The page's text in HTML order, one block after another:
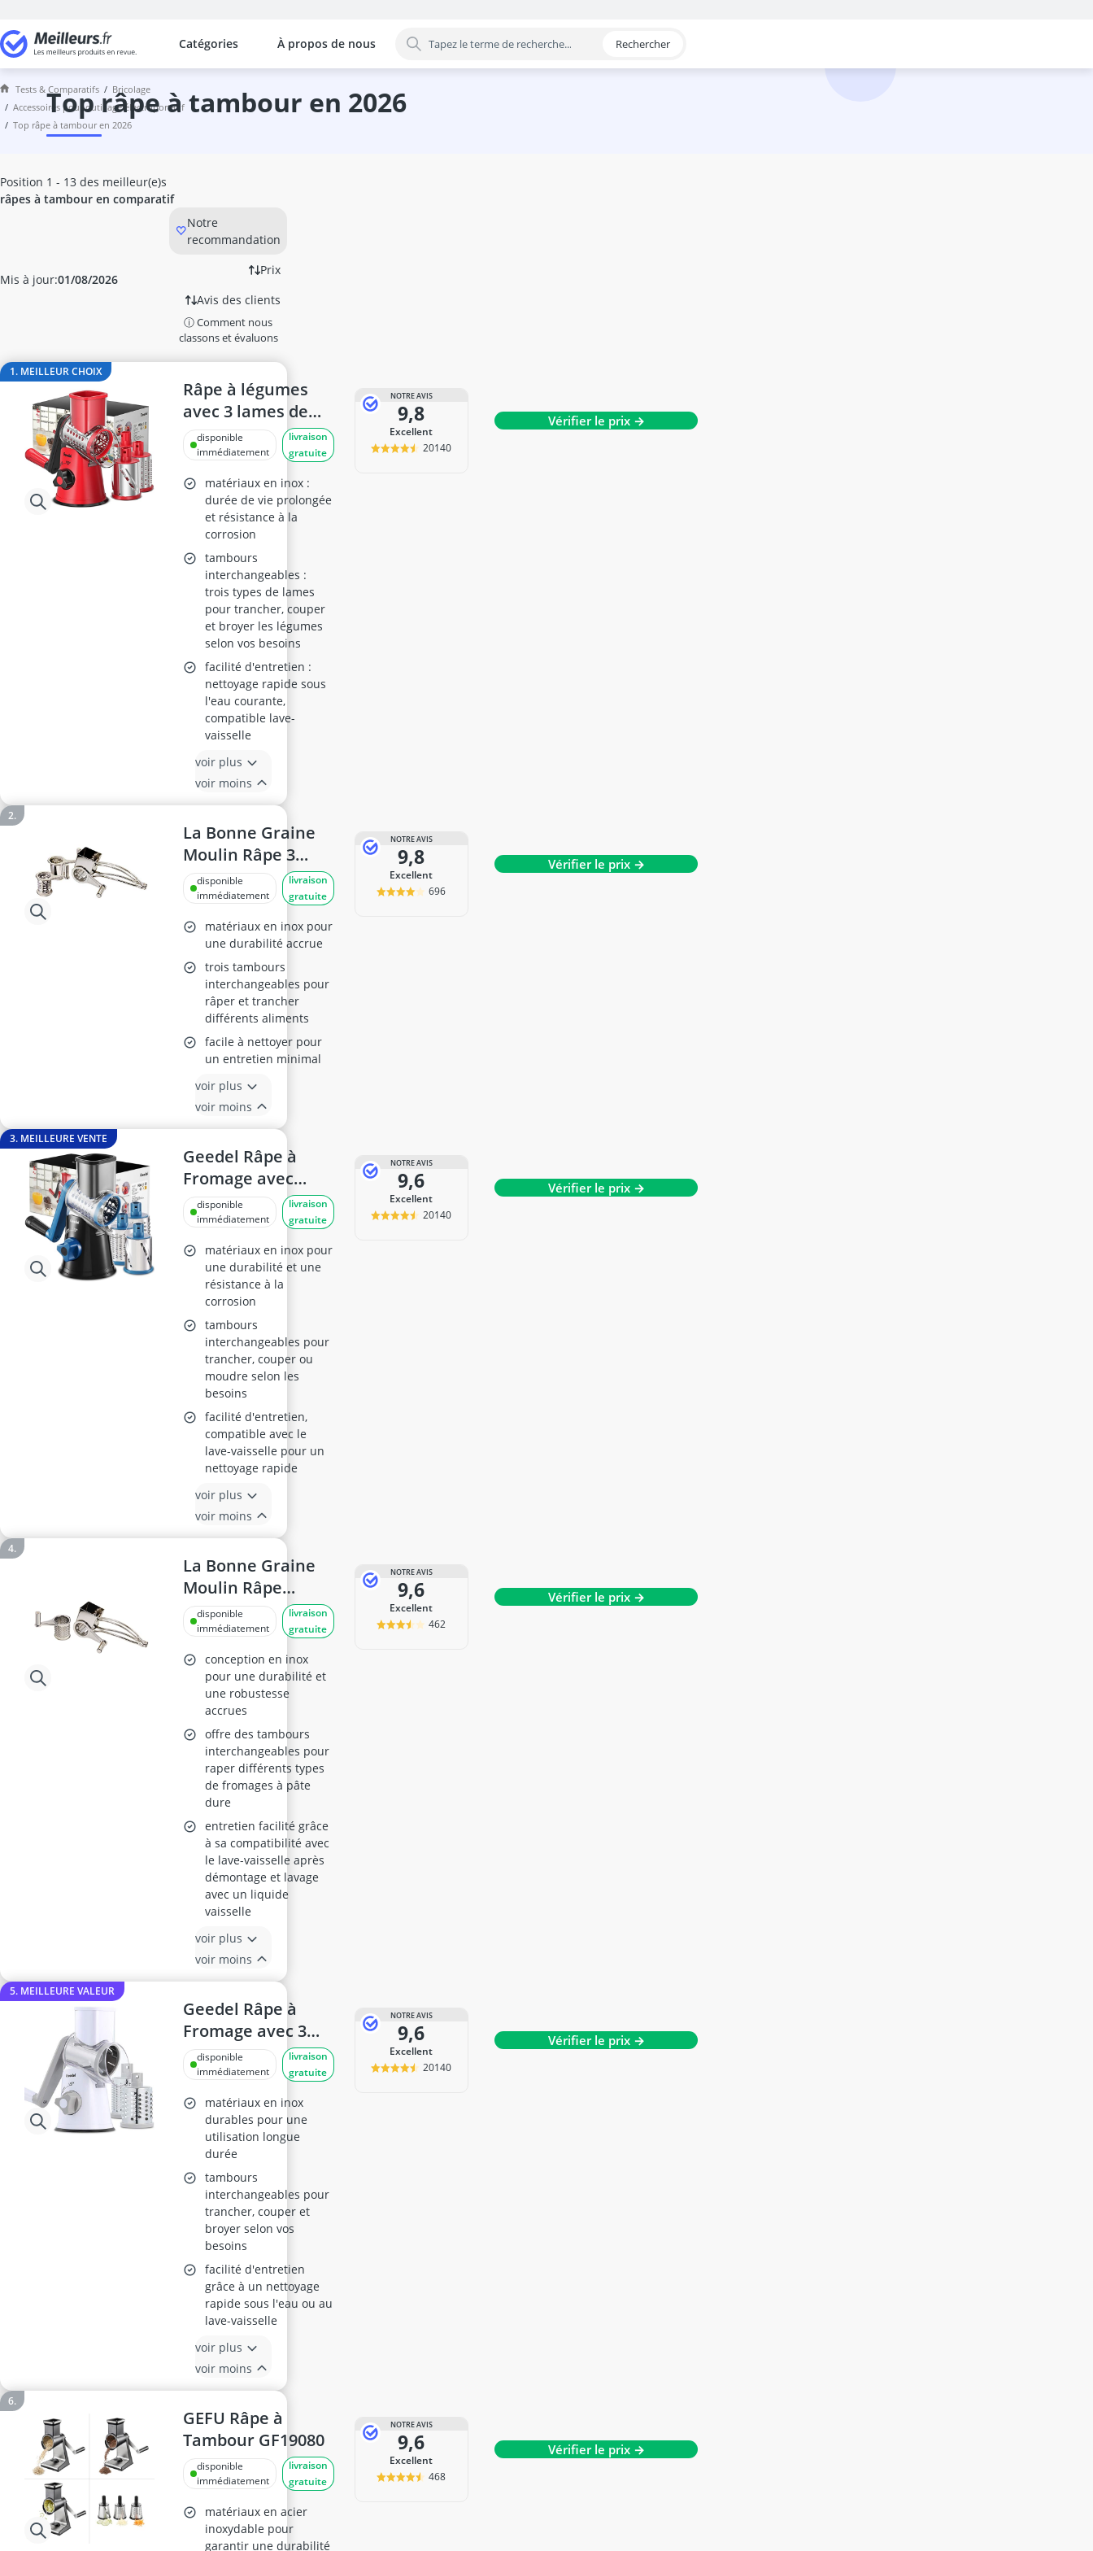
Catégories
Les comparaisons les plus populaires par catégorie
Bricolage
abrasif
adaptateur de couple numérique
Affuteuse de lame de scie
Agitateur de mortier
agrafeuse à air comprimé
agrafeuse électrique
alarme maison sans fil
alarme niveau d'eau
allumeurs
ampoule détecteur de mouvement
appareil à oxygène portable
Appareil mesure qualité de l'air
asphalte à froid
bâche porte anti-poussière
À propos de nous Rechercher
Tests & Comparatifs
bricolage
accessoires pour outillage électroportatif
top râpe à tambour en 2026
top râpe à tambour en 2026
Mis à jour:01/08/2026
Position 1 - 13 des meilleur(e)s
râpes à tambour en comparatif
Notre
recommandation
Prix
Avis des clients
ⓘ Comment nous
classons et évaluons
1. MEILLEUR CHOIX
Râpe à légumes
avec 3 lames de
tambour
disponible
immédiatement
livraison
gratuite
matériaux en inox :
durée de vie prolongée
et résistance à la
corrosion
tambours
interchangeables :
trois types de lames
pour trancher, couper
et broyer les légumes
selon vos besoins
facilité d'entretien :
nettoyage rapide sous
l'eau courante,
compatible lave-
vaisselle
voir plus
voir moins
NOTRE AVIS
9,8
Excellent
20140
Vérifier le prix →
La Bonne Graine
Moulin Râpe 3
Tambours N3010
disponible
immédiatement
livraison
gratuite
matériaux en inox pour
une durabilité accrue
trois tambours
interchangeables pour
râper et trancher
différents aliments
facile à nettoyer pour
un entretien minimal
voir plus
voir moins
NOTRE AVIS
9,8
Excellent
696
Vérifier le prix →
3. MEILLEURE VENTE
Geedel Râpe à
Fromage avec
Manivelle, 3
Lames
disponible
immédiatement
livraison
gratuite
matériaux en inox pour
une durabilité et une
résistance à la
corrosion
tambours
interchangeables pour
trancher, couper ou
moudre selon les
besoins
facilité d'entretien,
compatible avec le
lave-vaisselle pour un
nettoyage rapide
voir plus
voir moins
NOTRE AVIS
9,6
Excellent
20140
Vérifier le prix →
La Bonne Graine
Moulin Râpe
Gruyère Inox
N3009X-2
disponible
immédiatement
livraison
gratuite
conception en inox
pour une durabilité et
une robustesse
accrues
offre des tambours
interchangeables pour
raper différents types
de fromages à pâte
dure
entretien facilité grâce
à sa compatibilité avec
le lave-vaisselle après
démontage et lavage
avec un liquide
vaisselle
voir plus
voir moins
NOTRE AVIS
9,6
Excellent
462
Vérifier le prix →
5. MEILLEURE VALEUR
Geedel Râpe à
Fromage avec 3
Lames
disponible
immédiatement
livraison
gratuite
matériaux en inox
durables pour une
utilisation longue
durée
tambours
interchangeables pour
trancher, couper et
broyer selon vos
besoins
facilité d'entretien
grâce à un nettoyage
rapide sous l'eau ou au
lave-vaisselle
voir plus
voir moins
NOTRE AVIS
9,6
Excellent
20140
Vérifier le prix →
GEFU Râpe à
Tambour GF19080
disponible
immédiatement
livraison
gratuite
matériaux en acier
inoxydable pour
garantir une durabilité
NOTRE AVIS
9,6
Excellent
468
Vérifier le prix →